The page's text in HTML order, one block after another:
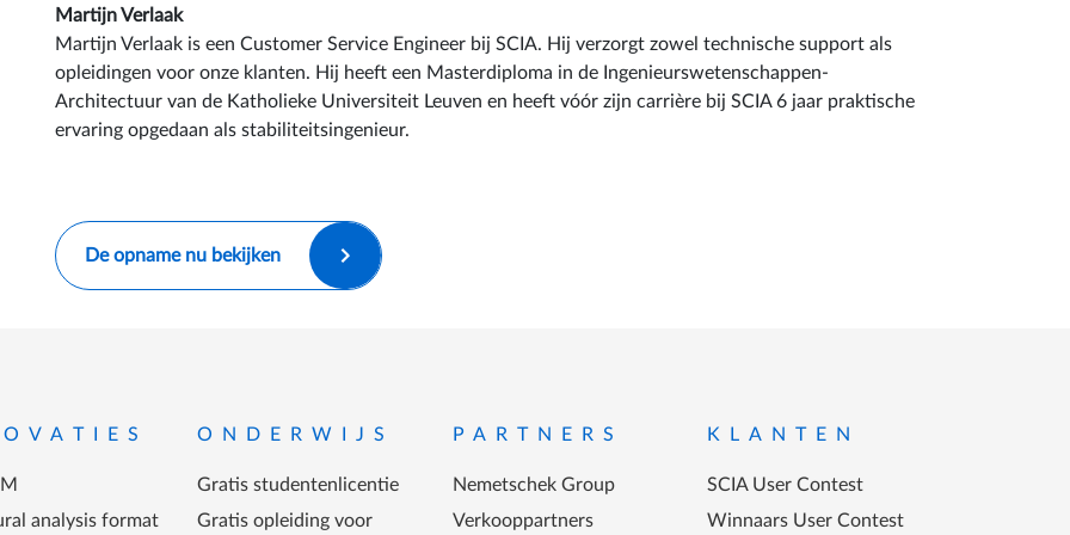
Martijn Verlaak
Martijn Verlaak is een Customer Service Engineer bij SCIA. Hij verzorgt zowel technische support als
opleidingen voor onze klanten. Hij heeft een Masterdiploma in de Ingenieurswetenschappen-
Architectuur van de Katholieke Universiteit Leuven en heeft vóór zijn carrière bij SCIA 6 jaar praktische
ervaring opgedaan als stabiliteitsingenieur.
De opname nu bekijken
analysis format
ONDERWIJS
Gratis studentenlicentie
Gratis opleiding voor
PARTNERS
Nemetschek Group
Verkooppartners
KLANTEN
SCIA User Contest
Winnaars User Contest